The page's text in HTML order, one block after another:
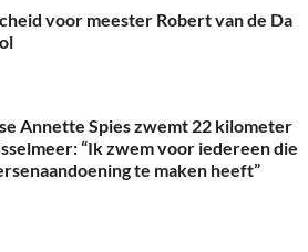
voor meester Robert van de Da
Annette Spies zwemt 22 kilometer
“Ik zwem voor iedereen die
te maken heeft”